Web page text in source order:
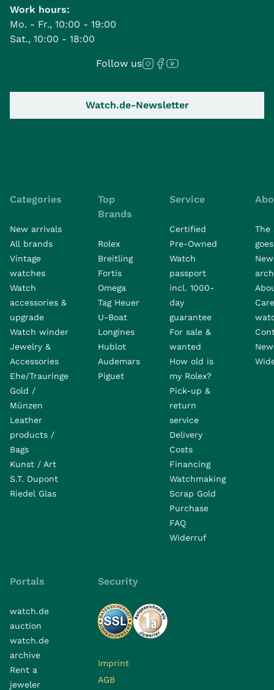
Work hours:
Mo. - Fr., 10:00 - 19:00
Sat., 10:00 - 18:00
Follow us
Watch.de-Newsletter
Categories
New arrivals
All brands
Vintage
watches
Watch
accessories &
upgrade
Watch winder
Jewelry &
Accessories
Ehe/Trauringe
Gold /
Münzen
Leather
products /
Bags
Kunst / Art
S.T. Dupont
Riedel Glas
Top
Brands
Rolex
Breitling
Fortis
Omega
Tag Heuer
U-Boat
Longines
Hublot
Audemars
Piguet
Service
Certified
Pre-Owned
Watch
passport
incl. 1000-
day
guarantee
For sale &
wanted
How old is
my Rolex?
Pick-up &
return
service
Delivery
Costs
Financing
Watchmaking
Scrap Gold
Purchase
FAQ
Widerruf
The
Portals
watch.de
auction
watch.de
archive
Rent a
jeweler
Security
Imprint
AGB